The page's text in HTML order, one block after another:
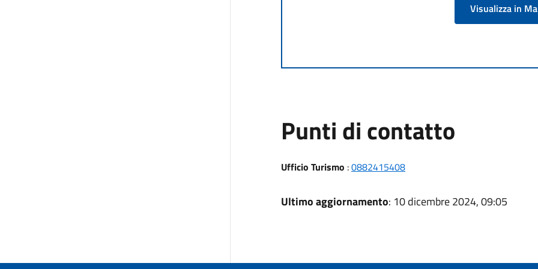
Visualizza in
Punti di contatto
Ufficio Turismo :0882415408
Ultimo aggiornamento: 10 dicembre 2024, 09:05